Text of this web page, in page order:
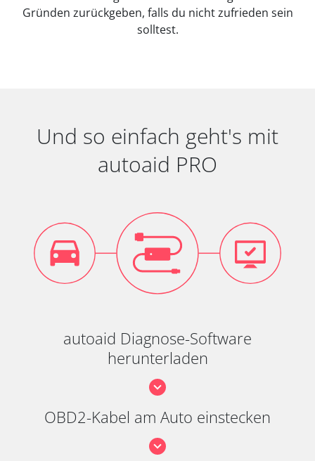
Gründen zurückgeben, falls du nicht zufrieden sein
solltest.
Und so einfach geht's mit
autoaid PRO
autoaid Diagnose-Software
herunterladen
OBD2-Kabel am Auto einstecken